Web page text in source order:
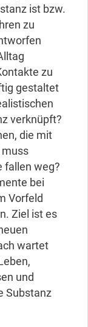
ist bzw.
zu
zu
gestaltet
verknüpft?
die mit
muss
fallen weg?
bei
Vorfeld
Ziel ist es
wartet
und
Substanz